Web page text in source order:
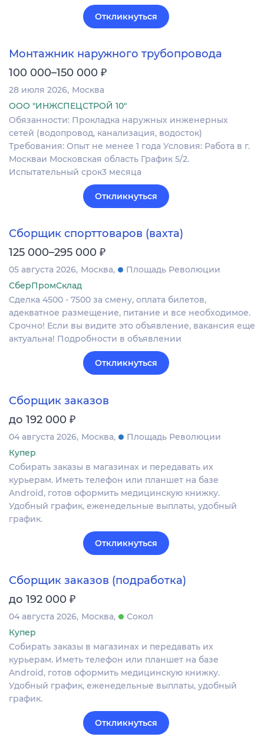
Откликнуться
Монтажник наружного трубопровода
100 000–150 000 ₽
28 июля 2026 Москва
ООО "ИНЖСПЕЦСТРОЙ 10"
Обязанности: Прокладка наружных инженерных
сетей (водопровод, канализация, водосток)
Требования: Опыт не менее 1 года Условия: Работа в г.
Москваи Московская область График 5/2.
Испытательный срок3 месяца
Откликнуться
Сборщик спорттоваров (вахта)
125 000–295 000 ₽
05 августа 2026 Москва
Площадь Революции
СберПромСклад
Сделка 4500 - 7500 за смену, оплата билетов,
адекватное размещение, питание и все необходимое.
Срочно! Если вы видите это объявление, вакансия еще
актуальна! Подробности в объявлении
Откликнуться
Сборщик заказов
до 192 000 ₽
04 августа 2026 Москва
Площадь Революции
Купер
Собирать заказы в магазинах и передавать их
курьерам. Иметь телефон или планшет на базе
Android, готов оформить медицинскую книжку.
Удобный график, еженедельные выплаты, удобный
график.
Откликнуться
Сборщик заказов (подработка)
до 192 000 ₽
04 августа 2026 Москва
Сокол
Купер
Собирать заказы в магазинах и передавать их
курьерам. Иметь телефон или планшет на базе
Android, готов оформить медицинскую книжку.
Удобный график, еженедельные выплаты, удобный
график.
Откликнуться